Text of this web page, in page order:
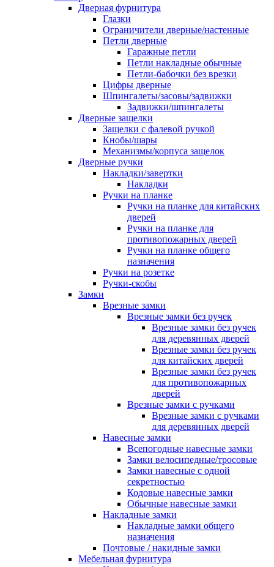
Дверная фурнитура
Глазки
Ограничители дверные/настенные
Петли дверные
Гаражные петли
Петли накладные обычные
Петли-бабочки без врезки
Цифры дверные
Шпингалеты/засовы/задвижки
Задвижки/шпингалеты
Дверные защелки
Защелки с фалевой ручкой
Кнобы/шары
Механизмы/корпуса защелок
Дверные ручки
Накладки/завертки
Накладки
Ручки на планке
Ручки на планке для китайских
дверей
Ручки на планке для
противопожарных дверей
Ручки на планке общего
назначения
Ручки на розетке
Ручки-скобы
Замки
Врезные замки
Врезные замки без ручек
Врезные замки без ручек
для деревянных дверей
Врезные замки без ручек
для китайских дверей
Врезные замки без ручек
для противопожарных
дверей
Врезные замки с ручками
Врезные замки с ручками
для деревянных дверей
Навесные замки
Всепогодные навесные замки
Замки велосипедные/тросовые
Замки навесные с одной
секретностью
Кодовые навесные замки
Обычные навесные замки
Накладные замки
Накладные замки общего
назначения
Почтовые / накидные замки
Мебельная фурнитура